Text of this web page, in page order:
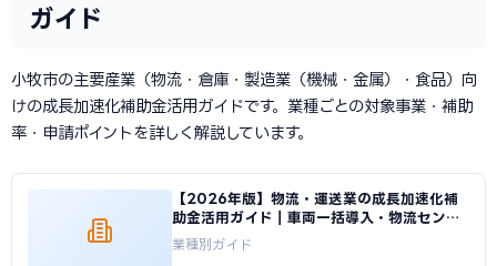
ガイド
小牧市の主要産業（物流・倉庫・製造業（機械・金属）・食品）向
けの成長加速化補助金活用ガイドです。業種ごとの対象事業・補助
率・申請ポイントを詳しく解説しています。
【2026年版】物流・運送業の成長加速化補
助金活用ガイド｜車両一括導入・物流センタ
ー投資の申請方法｜成長加速化補助金ナビ
業種別ガイド